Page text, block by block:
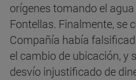
orígenes tomando el
Fontellas. Finalmente, se
Compañía había
el cambio de ubicación, y
desvío injustificado de